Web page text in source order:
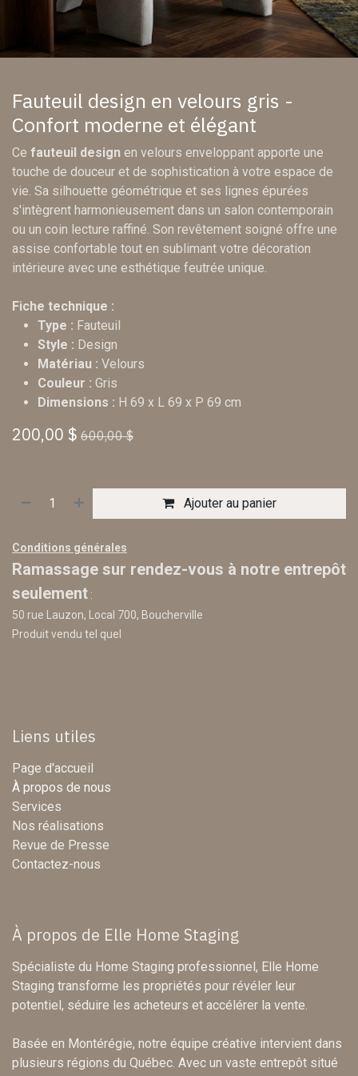
Fauteuil design en velours gris -
Confort moderne et élégant
Ce fauteuil design en velours enveloppant apporte une
touche de douceur et de sophistication à votre espace de
vie. Sa silhouette géométrique et ses lignes épurées
s'intègrent harmonieusement dans un salon contemporain
ou un coin lecture raffiné. Son revêtement soigné offre une
assise confortable tout en sublimant votre décoration
intérieure avec une esthétique feutrée unique.
Fiche technique :
Type : Fauteuil
Style : Design
Matériau : Velours
Couleur : Gris
Dimensions : H 69 x L 69 x P 69 cm
200,00 $ 600,00$
Ajouter au panier
Conditions générales
Ramassage sur rendez-vous à notre entrepôt
seulement :
50 rue Lauzon, Local 700, Boucherville
Produit vendu tel quel
Liens utiles
Page d'accueil
À propos de nous
Services
Nos réalisations
Revue de Presse
Contactez-nous
À propos de Elle Home Staging
Spécialiste du Home Staging professionnel, Elle Home
Staging transforme les propriétés pour révéler leur
potentiel, séduire les acheteurs et accélérer la vente.
Basée en Montérégie, notre équipe créative intervient dans
plusieurs régions du Québec. Avec un vaste entrepôt situé